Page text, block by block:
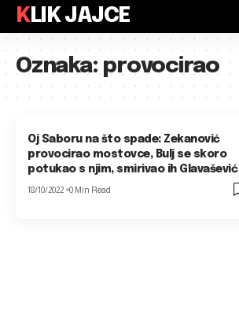
KLIK JAJCE
Oznaka:provocirao
Oj Saboru na što spade: Zekanović
provocirao mostovce, Bulj se skoro
potukao s njim, smirivao ih Glavašević
18/10/2022 0 Min Read